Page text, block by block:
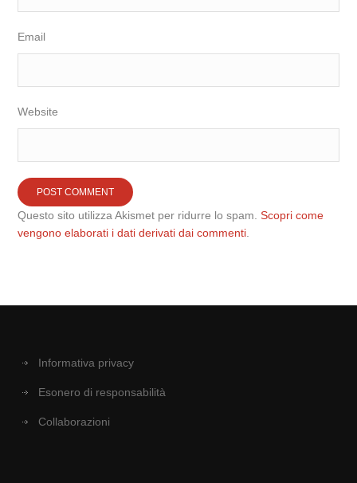
Email
Website
Questo sito utilizza Akismet per ridurre lo spam.Scopri come
vengono elaborati i dati derivati dai commenti
Informativa privacy
Esonero di responsabilità
Collaborazioni